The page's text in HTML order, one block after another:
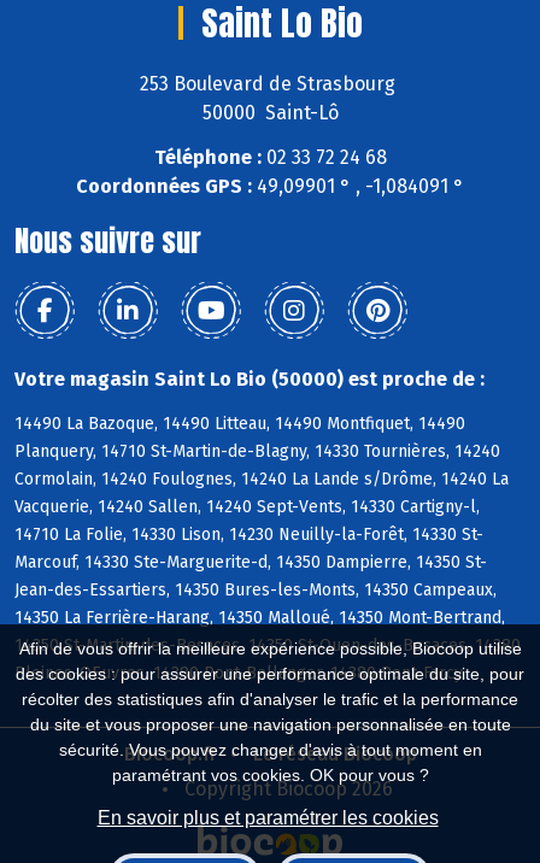
Afin de vous offrir la meilleure expérience possible, Biocoop utilise
des cookies : pour assurer une performance optimale du site, pour
récolter des statistiques afin d'analyser le trafic et la performance
du site et vous proposer une navigation personnalisée en toute
sécurité. Vous pouvez changer d'avis à tout moment en
paramétrant vos cookies. OK pour vous ?
En savoir plus et paramétrer les cookies
Saint Lo Bio
253 Boulevard de Strasbourg
50000 Saint-Lô
Téléphone :02 33 72 24 68
Coordonnées GPS : 49,09901 ° , -1,084091 °
Nous suivre sur
Votre magasin Saint Lo Bio (50000) est proche de :
14490 La Bazoque, 14490 Litteau, 14490 Montfiquet, 14490
Planquery, 14710 St-Martin-de-Blagny, 14330 Tournières, 14240
Cormolain, 14240 Foulognes, 14240 La Lande s/Drôme, 14240 La
Vacquerie, 14240 Sallen, 14240 Sept-Vents, 14330 Cartigny-l,
14710 La Folie, 14330 Lison, 14230 Neuilly-la-Forêt, 14330 St-
Marcouf, 14330 Ste-Marguerite-d, 14350 Dampierre, 14350 St-
Jean-des-Essartiers, 14350 Bures-les-Monts, 14350 Campeaux,
14350 La Ferrière-Harang, 14350 Malloué, 14350 Mont-Bertrand,
14350 St-Martin-des-Besaces, 14350 St-Ouen-des-Besaces, 14380
Pleines-OEuvres, 14380 Pont-Bellanger, 14380 Pont-Farcy
Biocoop.fr
Le réseau Biocoop
Copyright Biocoop 2026